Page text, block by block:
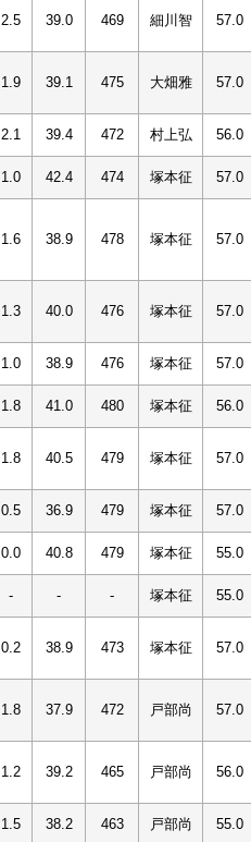
2.5 39.0 469 細川智 57.0
1.9 39.1 475 大畑雅 57.0
2.1 39.4 472 村上弘 56.0
1.0 42.4 474 塚本征 57.0
1.6 38.9 478 塚本征 57.0
1.3 40.0 476 塚本征 57.0
1.0 38.9 476 塚本征 57.0
1.8 41.0 480 塚本征 56.0
1.8 40.5 479 塚本征 57.0
0.5 36.9 479 塚本征 57.0
0.0 40.8 479 塚本征 55.0
- - - 塚本征 55.0
0.2 38.9 473 塚本征 57.0
1.8 37.9 472 戸部尚 57.0
1.2 39.2 465 戸部尚 56.0
1.5 38.2 463 戸部尚 55.0